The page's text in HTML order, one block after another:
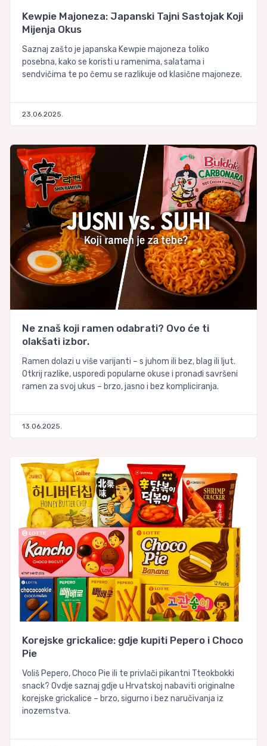
Kewpie Majoneza: Japanski Tajni Sastojak Koji
Mijenja Okus
Saznaj zašto je japanska Kewpie majoneza toliko
posebna, kako se koristi u ramenima, salatama i
sendvičima te po čemu se razlikuje od klasične majoneze.
23.06.2025.
Ne znaš koji ramen odabrati? Ovo će ti
olakšati izbor.
Ramen dolazi u više varijanti – s juhom ili bez, blag ili ljut.
Otkrij razlike, usporedi popularne okuse i pronađi savršeni
ramen za svoj ukus – brzo, jasno i bez kompliciranja.
13.06.2025.
Korejske grickalice: gdje kupiti Pepero i Choco
Pie
Voliš Pepero, Choco Pie ili te privlači pikantni Tteokbokki
snack? Ovdje saznaj gdje u Hrvatskoj nabaviti originalne
korejske grickalice – brzo, sigurno i bez naručivanja iz
inozemstva.